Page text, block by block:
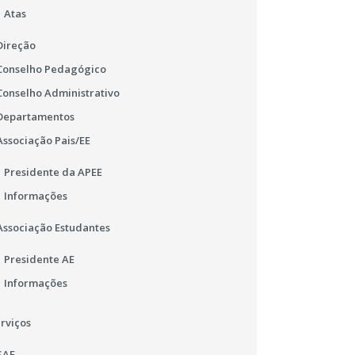
Atas
Pedagógico
Administrativo
Pais/EE
Presidente da APEE
Informações
Estudantes
Presidente AE
Informações